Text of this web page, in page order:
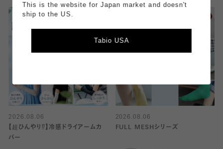
2026.08.06
【超ひんやり⁉︎】冷感ドライアームカ
バー
2026.08.06
FULL MESHシリーズ
This is the website for Japan market and doesn't
ship to the US.
Tabio USA